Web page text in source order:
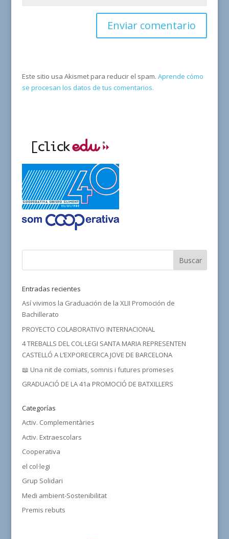
Este sitio usa Akismet para reducir el spam. Aprende cómo
se procesan los datos de tus comentarios.
Entradas recientes
Así vivimos la Graduación de la XLII Promoción de
Bachillerato
PROYECTO COLABORATIVO INTERNACIONAL
4 TREBALLS DEL COL·LEGI SANTA MARIA REPRESENTEN
CASTELLÓ A L’EXPORECERCA JOVE DE BARCELONA
📖 Una nit de comiats, somnis i futures promeses
GRADUACIÓ DE LA 41a PROMOCIÓ DE BATXILLERS
Categorías
Activ. Complementàries
Activ. Extraescolars
Cooperativa
el col·legi
Grup Solidari
Medi ambient-Sostenibilitat
Premis rebuts